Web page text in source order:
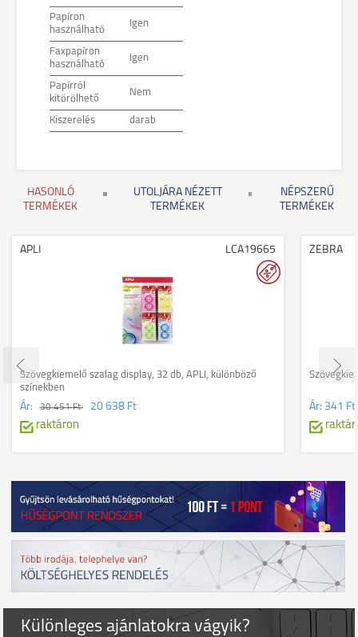
Papíron
használható
Igen
Faxpapíron
használható
Igen
Papírról
kitörölhető
Nem
Kiszerelés darab
HASONLÓ
TERMÉKEK
UTOLJÁRA NÉZETT
TERMÉKEK
NÉPSZERŰ
TERMÉKEK
APLI LCA19665
Szövegkiemelő szalag display, 32 db, APLI, különböző
színekben
Ár: 30 451 Ft
20 638 Ft
raktáron
ZEBRA
Ár: 341 Ft
Különleges ajánlatokra vágyik?